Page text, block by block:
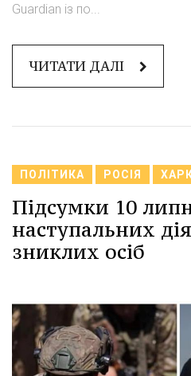
Guardian із по...
ЧИТАТИ ДАЛІ
ПОЛІТИКА РОСІЯ
Підсумки 10
наступальних
зниклих осіб